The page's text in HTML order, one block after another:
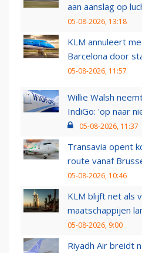
aan aanslag op
05-08-2026, 13:18
KLM annuleert
Barcelona door
05-08-2026, 11:57
Willie Walsh
IndiGo: 'op naar
05-08-2026, 11:37
Transavia opent
route vanaf
05-08-2026, 10:46
KLM blijft net als
maatschappijen
05-08-2026, 9:00
Riyadh Air breidt